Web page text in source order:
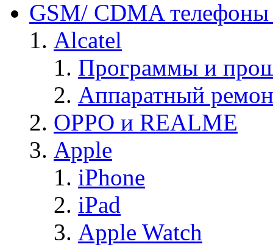
GSM/ CDMA
Alcatel
Программы и
Аппаратный
OPPO и REALME
Apple
iPhone
iPad
Apple Watch